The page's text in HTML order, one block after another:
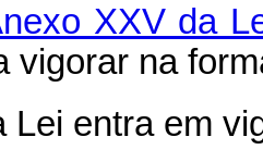
XXV da
vigorar na
Lei entra em